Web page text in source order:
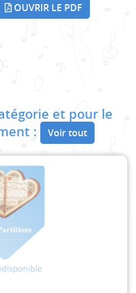
OUVRIR LE PDF
et pour le
:
Voir tout